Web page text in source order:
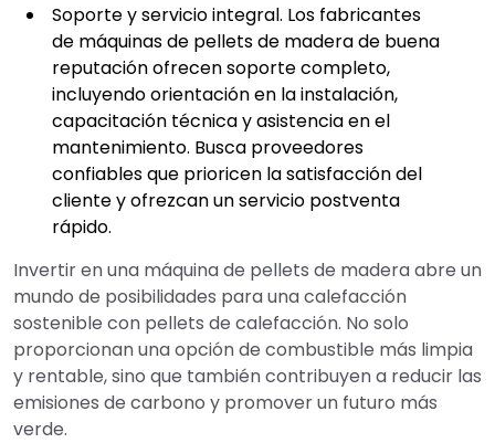
Soporte y servicio integral. Los fabricantes
de máquinas de pellets de madera de buena
reputación ofrecen soporte completo,
incluyendo orientación en la instalación,
capacitación técnica y asistencia en el
mantenimiento. Busca proveedores
confiables que prioricen la satisfacción del
cliente y ofrezcan un servicio postventa
rápido.
Invertir en una máquina de pellets de madera abre un
mundo de posibilidades para una calefacción
sostenible con pellets de calefacción. No solo
proporcionan una opción de combustible más limpia
y rentable, sino que también contribuyen a reducir las
emisiones de carbono y promover un futuro más
verde.